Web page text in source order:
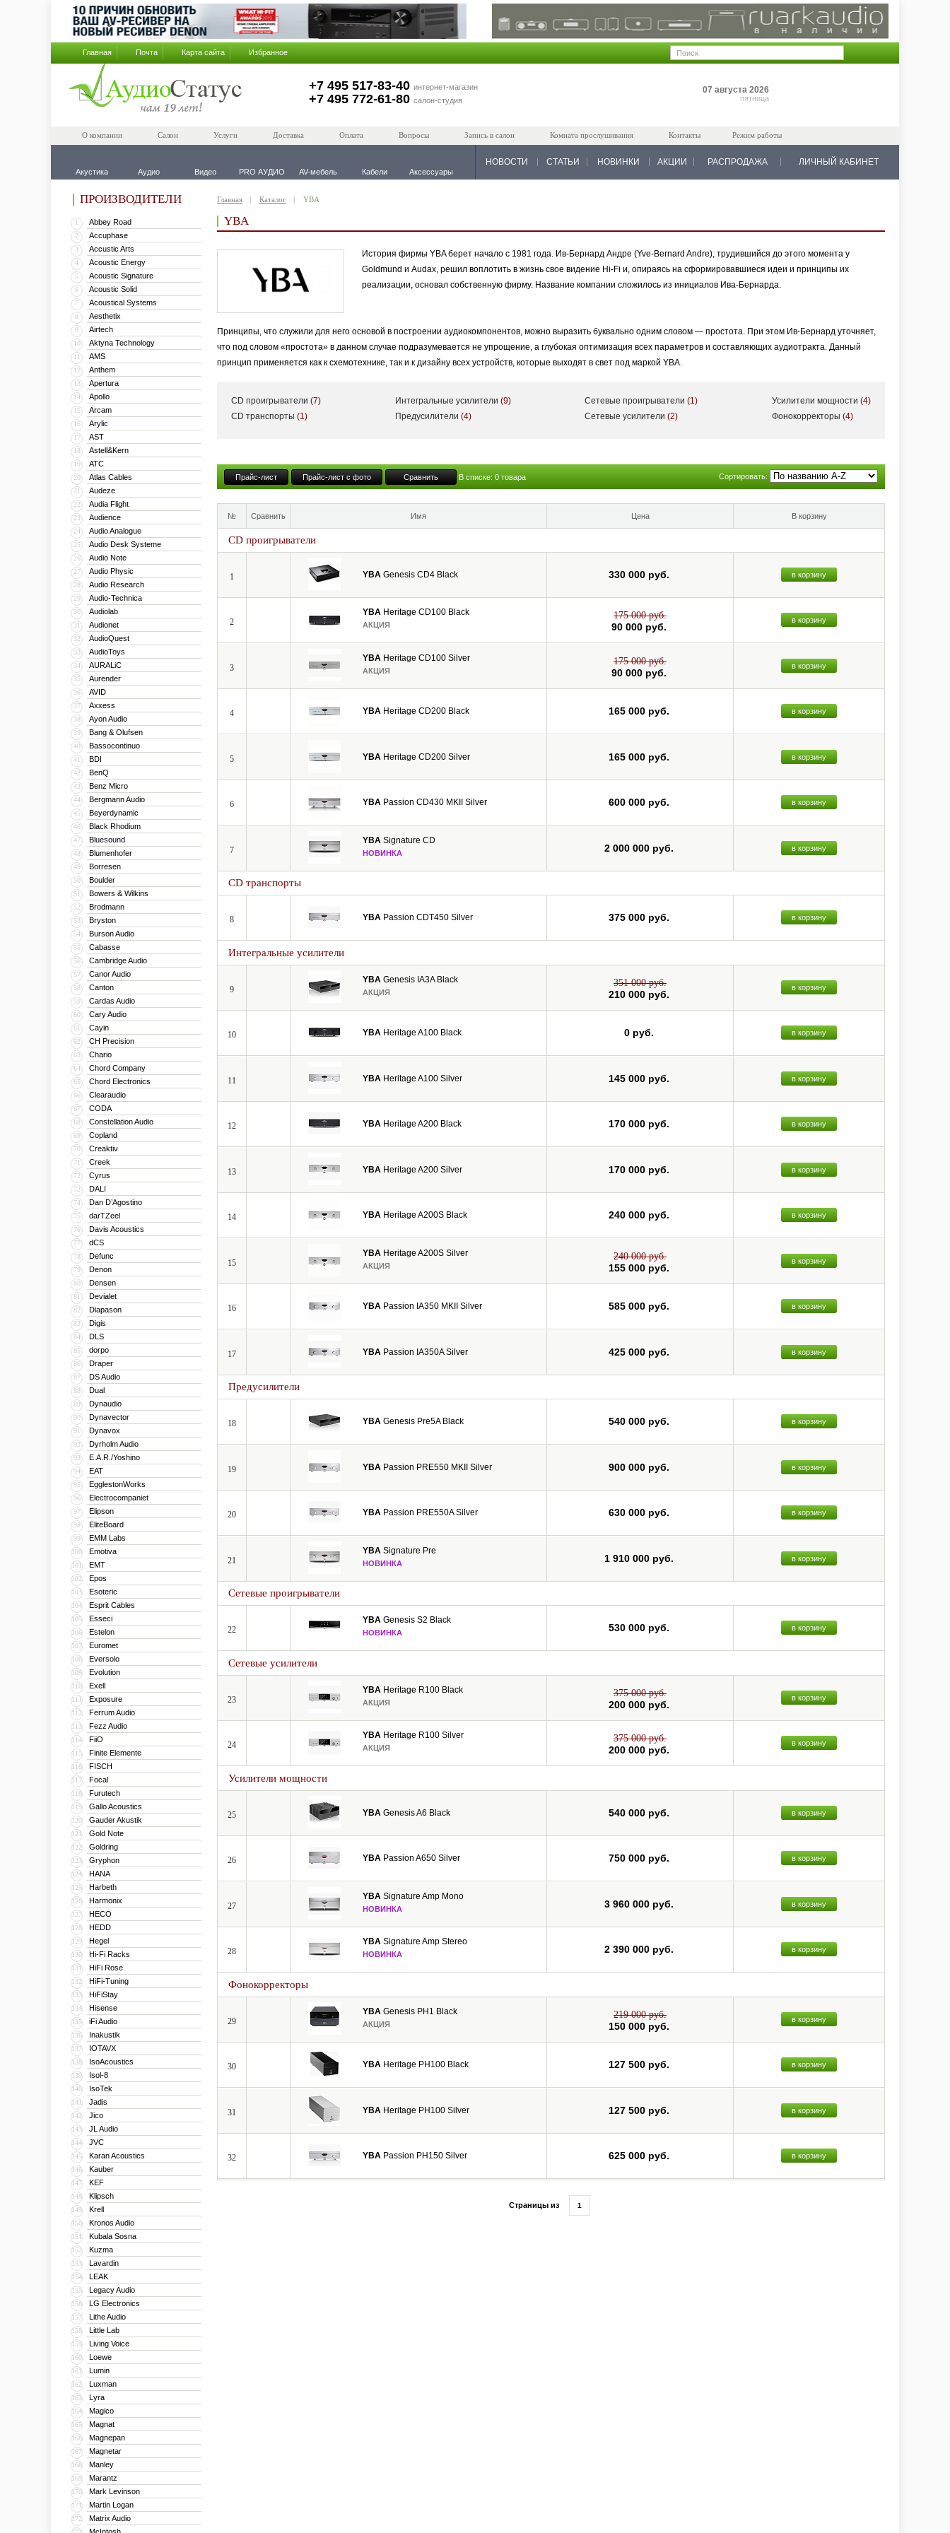
Главная Почта Карта сайта Избранное
+7 495 517-83-40 интернет-магазин
+7 495 772-61-80 салон-студия
07 августа 2026
пятница
О компании Салон Услуги Доставка Оплата Вопросы Запись в салон Комната прослушивания Контакты Режим работы
Акустика Аудио Видео PRO АУДИО AV-мебель Кабели Аксессуары
НОВОСТИ СТАТЬИ НОВИНКИ АКЦИИ РАСПРОДАЖА ЛИЧНЫЙ КАБИНЕТ
ПРОИЗВОДИТЕЛИ
1 Abbey Road
2 Accuphase
3 Accustic Arts
4 Acoustic Energy
5 Acoustic Signature
6 Acoustic Solid
7 Acoustical Systems
8 Aesthetix
9 Airtech
10 Aktyna Technology
11 AMS
12 Anthem
13 Apertura
14 Apollo
15 Arcam
16 Arylic
17 AST
18 Astell&Kern
19 ATC
20 Atlas Cables
21 Audeze
22 Audia Flight
23 Audience
24 Audio Analogue
25 Audio Desk Systeme
26 Audio Note
27 Audio Physic
28 Audio Research
29 Audio-Technica
30 Audiolab
31 Audionet
32 AudioQuest
33 AudioToys
34 AURALiC
35 Aurender
36 AVID
37 Axxess
38 Ayon Audio
39 Bang & Olufsen
40 Bassocontinuo
41 BDI
42 BenQ
43 Benz Micro
44 Bergmann Audio
45 Beyerdynamic
46 Black Rhodium
47 Bluesound
48 Blumenhofer
49 Borresen
50 Boulder
51 Bowers & Wilkins
52 Brodmann
53 Bryston
54 Burson Audio
55 Cabasse
56 Cambridge Audio
57 Canor Audio
58 Canton
59 Cardas Audio
60 Cary Audio
61 Cayin
62 CH Precision
63 Chario
64 Chord Company
65 Chord Electronics
66 Clearaudio
67 CODA
68 Constellation Audio
69 Copland
70 Creaktiv
71 Creek
72 Cyrus
73 DALI
74 Dan D’Agostino
75 darTZeel
76 Davis Acoustics
77 dCS
78 Defunc
79 Denon
80 Densen
81 Devialet
82 Diapason
83 Digis
84 DLS
85 dorpo
86 Draper
87 DS Audio
88 Dual
89 Dynaudio
90 Dynavector
91 Dynavox
92 Dyrholm Audio
93 E.A.R./Yoshino
94 EAT
95 EgglestonWorks
96 Electrocompaniet
97 Elipson
98 EliteBoard
99 EMM Labs
100 Emotiva
101 EMT
102 Epos
103 Esoteric
104 Esprit Cables
105 Esseci
106 Estelon
107 Euromet
108 Eversolo
109 Evolution
110 Exell
111 Exposure
112 Ferrum Audio
113 Fezz Audio
114 FiiO
115 Finite Elemente
116 FISCH
117 Focal
118 Furutech
119 Gallo Acoustics
120 Gauder Akustik
121 Gold Note
122 Goldring
123 Gryphon
124 HANA
125 Harbeth
126 Harmonix
127 HECO
128 HEDD
129 Hegel
130 Hi-Fi Racks
131 HiFi Rose
132 HiFi-Tuning
133 HiFiStay
134 Hisense
135 iFi Audio
136 Inakustik
137 IOTAVX
138 IsoAcoustics
139 Isol-8
140 IsoTek
141 Jadis
142 Jico
143 JL Audio
144 JVC
145 Karan Acoustics
146 Kauber
147 KEF
148 Klipsch
149 Krell
150 Kronos Audio
151 Kubala Sosna
152 Kuzma
153 Lavardin
154 LEAK
155 Legacy Audio
156 LG Electronics
157 Lithe Audio
158 Little Lab
159 Living Voice
160 Loewe
161 Lumin
162 Luxman
163 Lyra
164 Magico
165 Magnat
166 Magnepan
167 Magnetar
168 Manley
169 Marantz
170 Mark Levinson
171 Martin Logan
172 Matrix Audio
Главная Каталог YBA
YBA
История фирмы YBA берет начало с 1981 года. Ив-Бернард Андре (Yve-Bernard Andre), трудившийся до этого момента у
Goldmund и Audax, решил воплотить в жизнь свое видение Hi-Fi и, опираясь на сформировавшиеся идеи и принципы их
реализации, основал собственную фирму. Название компании сложилось из инициалов Ива-Бернарда.
Принципы, что служили для него основой в построении аудиокомпонентов, можно выразить буквально одним словом — простота. При этом Ив-Бернард уточняет,
что под словом «простота» в данном случае подразумевается не упрощение, а глубокая оптимизация всех параметров и составляющих аудиотракта. Данный
принцип применяется как к схемотехнике, так и к дизайну всех устройств, которые выходят в свет под маркой YBA.
«Честно говоря, я не знаю, что такое "настоящий звук". Но я знаю, что такое эмоции и удовольствие», — рассказал в одном из своих интервью Ив-Бернард Андре,
основатель компании YBA Audio. Проведя много времени за разработкой компонентов и их схем, Ив-Бернард очень убедительно настаивает на том, что цель Hi-Fi
системы — воспроизводить музыку и дарить слушателю эмоции, а не быть техническим инструментом.
CD проигрыватели (7)
CD транспорты (1)
Интегральные усилители (9)
Предусилители (4)
Сетевые проигрыватели(1)
Сетевые усилители(2)
Усилители мощности(4)
Фонокорректоры(4)
Прайс-лист Прайс-лист с фото Сравнить В списке: 0 товара Сортировать:
№ Сравнить Имя Цена В корзину
CD проигрыватели
1 YBA Genesis CD4 Black 330 000 руб. в корзину
2
YBA Heritage CD100 Black
АКЦИЯ
175 000 руб.
90 000 руб.
в корзину
3
YBA Heritage CD100 Silver
АКЦИЯ
175 000 руб.
90 000 руб.
в корзину
4 YBA Heritage CD200 Black 165 000 руб. в корзину
5 YBA Heritage CD200 Silver 165 000 руб. в корзину
6 YBA Passion CD430 MKII Silver 600 000 руб. в корзину
7
YBA Signature CD
НОВИНКА 2 000 000 руб. в корзину
CD транспорты
8 YBA Passion CDT450 Silver 375 000 руб. в корзину
Интегральные усилители
9
YBA Genesis IA3A Black
АКЦИЯ
351 000 руб.
210 000 руб.
в корзину
10 YBA Heritage A100 Black 0 руб. в корзину
11 YBA Heritage A100 Silver 145 000 руб. в корзину
12 YBA Heritage A200 Black 170 000 руб. в корзину
13 YBA Heritage A200 Silver 170 000 руб. в корзину
14 YBA Heritage A200S Black 240 000 руб. в корзину
15
YBA Heritage A200S Silver
АКЦИЯ
240 000 руб.
155 000 руб.
в корзину
16 YBA Passion IA350 MKII Silver 585 000 руб. в корзину
17 YBA Passion IA350A Silver 425 000 руб. в корзину
Предусилители
18 YBA Genesis Pre5A Black 540 000 руб. в корзину
19 YBA Passion PRE550 MKII Silver 900 000 руб. в корзину
20 YBA Passion PRE550A Silver 630 000 руб. в корзину
21
YBA Signature Pre
НОВИНКА 1 910 000 руб. в корзину
Сетевые проигрыватели
22
YBA Genesis S2 Black
НОВИНКА 530 000 руб. в корзину
Сетевые усилители
23
YBA Heritage R100 Black
АКЦИЯ
375 000 руб.
200 000 руб.
в корзину
24
YBA Heritage R100 Silver
АКЦИЯ
375 000 руб.
200 000 руб.
в корзину
Усилители мощности
25 YBA Genesis A6 Black 540 000 руб. в корзину
26 YBA Passion A650 Silver 750 000 руб. в корзину
27
YBA Signature Amp Mono
НОВИНКА 3 960 000 руб. в корзину
28
YBA Signature Amp Stereo
НОВИНКА 2 390 000 руб. в корзину
Фонокорректоры
29
YBA Genesis PH1 Black
АКЦИЯ
219 000 руб.
150 000 руб.
в корзину
30 YBA Heritage PH100 Black 127 500 руб. в корзину
31 YBA Heritage PH100 Silver 127 500 руб. в корзину
32 YBA Passion PH150 Silver 625 000 руб. в корзину
Страницы из 1